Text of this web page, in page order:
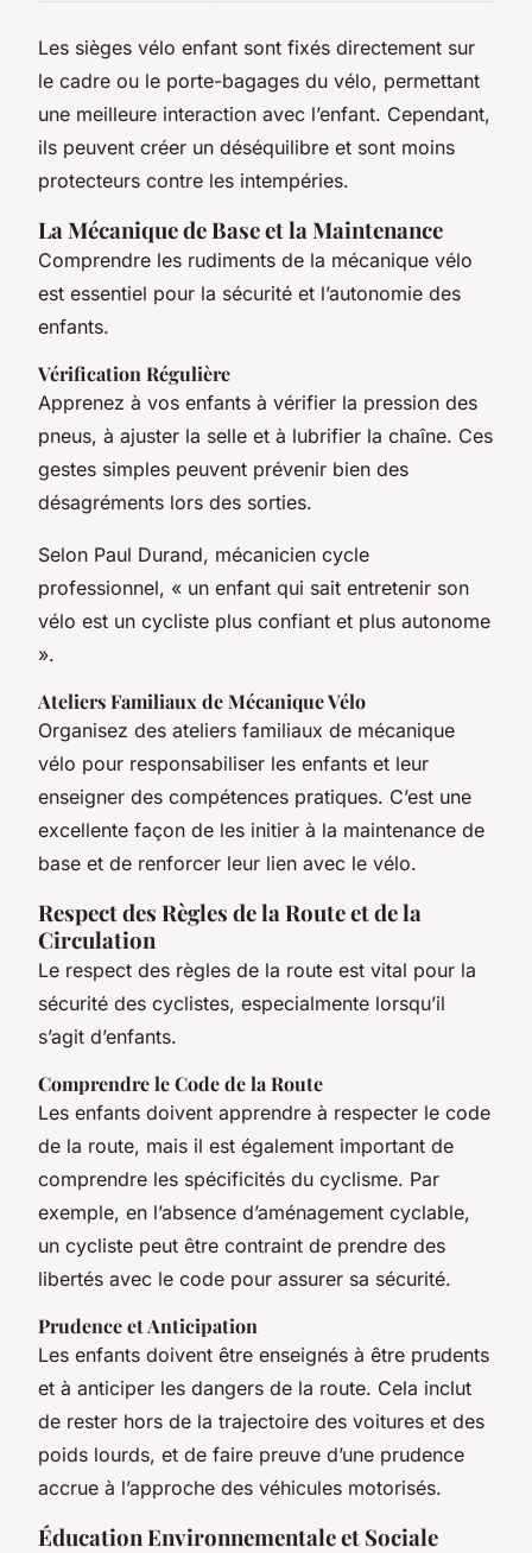
Les sièges vélo enfant sont fixés directement sur
le cadre ou le porte-bagages du vélo, permettant
une meilleure interaction avec l’enfant. Cependant,
ils peuvent créer un déséquilibre et sont moins
protecteurs contre les intempéries.
La Mécanique de Base et la Maintenance
Comprendre les rudiments de la mécanique vélo
est essentiel pour la sécurité et l’autonomie des
enfants.
Vérification Régulière
Apprenez à vos enfants à vérifier la pression des
pneus, à ajuster la selle et à lubrifier la chaîne. Ces
gestes simples peuvent prévenir bien des
désagréments lors des sorties.
Selon Paul Durand, mécanicien cycle
professionnel, « un enfant qui sait entretenir son
vélo est un cycliste plus confiant et plus autonome
».
Ateliers Familiaux de Mécanique Vélo
Organisez des ateliers familiaux de mécanique
vélo pour responsabiliser les enfants et leur
enseigner des compétences pratiques. C’est une
excellente façon de les initier à la maintenance de
base et de renforcer leur lien avec le vélo.
Respect des Règles de la Route et de la
Circulation
Le respect des règles de la route est vital pour la
sécurité des cyclistes, especialmente lorsqu’il
s’agit d’enfants.
Comprendre le Code de la Route
Les enfants doivent apprendre à respecter le code
de la route, mais il est également important de
comprendre les spécificités du cyclisme. Par
exemple, en l’absence d’aménagement cyclable,
un cycliste peut être contraint de prendre des
libertés avec le code pour assurer sa sécurité.
Prudence et Anticipation
Les enfants doivent être enseignés à être prudents
et à anticiper les dangers de la route. Cela inclut
de rester hors de la trajectoire des voitures et des
poids lourds, et de faire preuve d’une prudence
accrue à l’approche des véhicules motorisés.
Éducation Environnementale et Sociale